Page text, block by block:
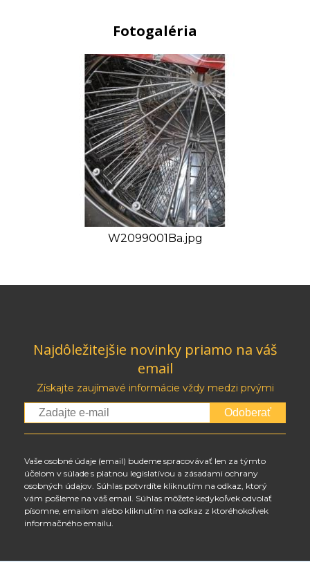
Fotogaléria
W2099001Ba.jpg
Najdôležitejšie novinky priamo na váš
email
Získajte zaujímavé informácie vždy medzi prvými
Odoberať
Vaše osobné údaje (email) budeme spracovávať len za týmto
účelom v súlade s platnou legislatívou a zásadami ochrany
osobných údajov. Súhlas potvrdíte kliknutím na odkaz, ktorý
vám pošleme na váš email. Súhlas môžete kedykoľvek odvolať
písomne, emailom alebo kliknutím na odkaz z ktoréhokoľvek
informačného emailu.